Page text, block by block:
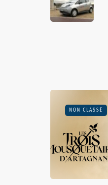
NON CLASSÉ